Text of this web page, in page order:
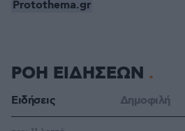
Protothema.gr
ΡΟΗ ΕΙΔΗΣΕΩΝ
Ειδήσεις Δημοφιλή